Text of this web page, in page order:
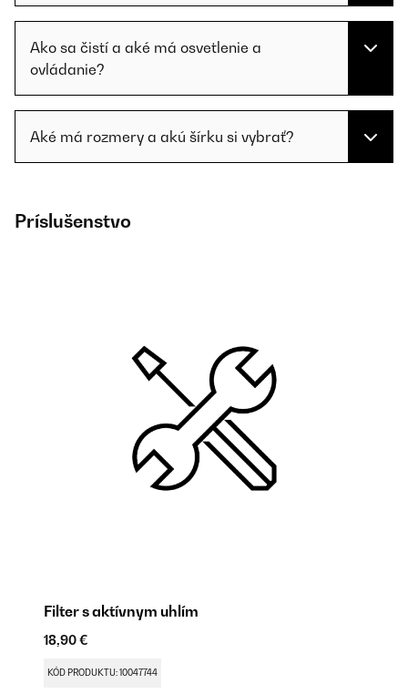
Ako sa čistí a aké má osvetlenie a
ovládanie?
Aké má rozmery a akú šírku si vybrať?
Príslušenstvo
Filter s aktívnym uhlím
18,90 €
KÓD PRODUKTU: 10047744